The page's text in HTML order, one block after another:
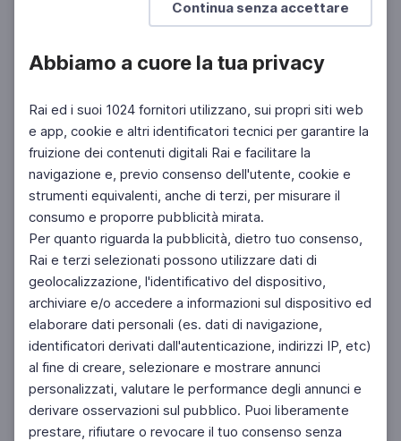
Continua senza accettare
Abbiamo a cuore la tua privacy
Rai ed i suoi 1024 fornitori utilizzano, sui propri siti web
e app, cookie e altri identificatori tecnici per garantire la
fruizione dei contenuti digitali Rai e facilitare la
navigazione e, previo consenso dell'utente, cookie e
strumenti equivalenti, anche di terzi, per misurare il
consumo e proporre pubblicità mirata.
Per quanto riguarda la pubblicità, dietro tuo consenso,
Rai e terzi selezionati possono utilizzare dati di
geolocalizzazione, l'identificativo del dispositivo,
archiviare e/o accedere a informazioni sul dispositivo ed
elaborare dati personali (es. dati di navigazione,
identificatori derivati dall'autenticazione, indirizzi IP, etc)
al fine di creare, selezionare e mostrare annunci
personalizzati, valutare le performance degli annunci e
derivare osservazioni sul pubblico. Puoi liberamente
prestare, rifiutare o revocare il tuo consenso senza